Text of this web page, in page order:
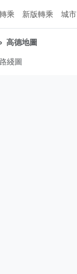
乘 新版轉乘 城市
高德地圖
通地圖
路綫圖